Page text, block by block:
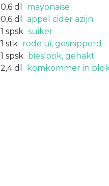
0,6 dl
mayonaise
0,6 dl
appel cider azijn
1 spsk suiker
1 stk rode ui, gesnipperd
1 spsk bieslook, gehakt
2,4 dl komkommer in